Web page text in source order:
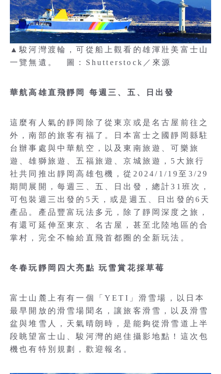
▲駿河灣渡輪，可從船上觀看的雄渾壯美富士山
一覽無遺。 圖：Shutterstock／來源
華航高雄直飛靜岡 每週三、五、日出發
這麼有人氣的靜岡除了從東京或是名古屋前往之
外，南部的旅客有福了。日本富士之國靜岡縣駐
台辦事處與中華航空，以及東南旅遊、可樂旅
遊、雄獅旅遊、五福旅遊、京城旅遊，5大旅行
社共同推出靜岡高雄包機，從2024/1/19至3/29
期間展開，每週三、五、日出發，總計31班次，
可包裝週三出發的5天，或是週五、日出發的6天
產品。產品豐富玩法多元，除了靜岡深度之旅，
有還可延伸至東京、名古屋，甚至北陸地區的合
掌村，完全不輸給直飛首都圈的全新玩法。
冬春玩靜岡四大亮點 玩雪賞花採草莓
富士山麓上有有一個「YETI」滑雪場，以日本
最早開放的滑雪場聞名，讓旅客滑雪，以及滑雪
盆與堆雪人，天氣晴朗時，是能夠從滑雪道上半
段眺望富士山、駿河灣的絕佳攝影地點！這次包
機也有特別規劃，歡迎報名。